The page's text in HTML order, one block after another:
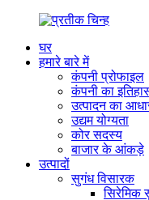
घर
हमारे बारे में
कंपनी प्रोफाइल
कंपनी का
उत्पादन का
उद्यम योग्यता
कोर सदस्य
बाजार के आंकड़े
उत्पादों
सुगंध विसारक
सिरेमिक